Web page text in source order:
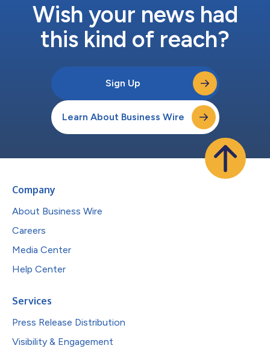
Wish your news had
this kind of reach?
Sign Up
Learn About Business Wire
Company
About Business Wire
Careers
Media Center
Help Center
Services
Press Release Distribution
Visibility & Engagement